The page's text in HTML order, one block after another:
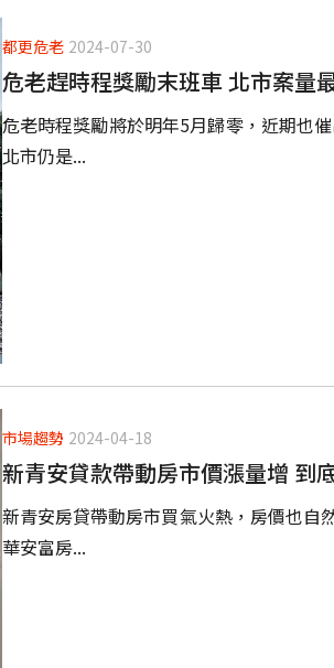
都更危老 2024-07-30
危老趕時程獎勵末班車 北市案量
危老時程獎勵將於明年5月歸零，近期也
北市仍是...
市場趨勢 2024-04-18
新青安貸款帶動房市價漲量增 到
新青安房貸帶動房市買氣火熱，房價也自
華安富房...